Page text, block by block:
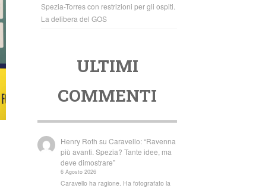
Spezia-Torres con restrizioni per gli ospiti.
La delibera del GOS
ULTIMI
COMMENTI
Henry Roth suCaravello: “Ravenna
più avanti. Spezia? Tante idee, ma
deve dimostrare”
6 Agosto 2026
Caravello ha ragione. Ha fotografato la